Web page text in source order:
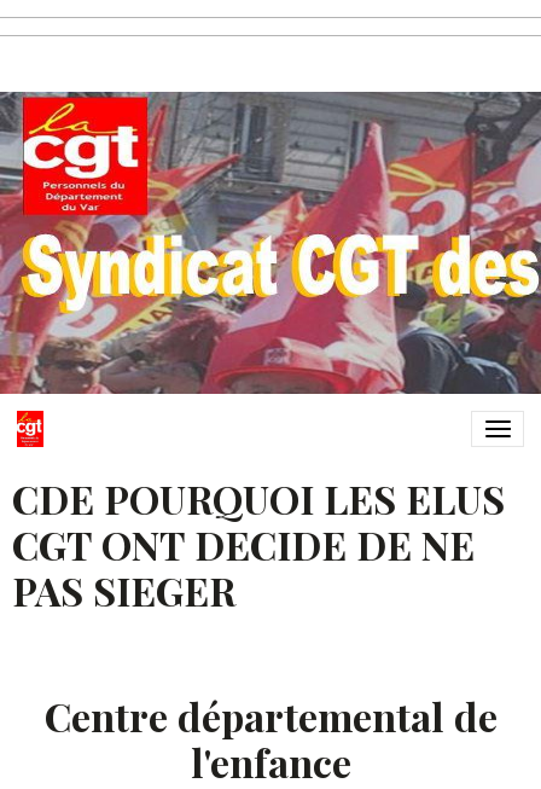
CDE POURQUOI LES ELUS
CGT ONT DECIDE DE NE
PAS SIEGER
Centre départemental de
l'enfance